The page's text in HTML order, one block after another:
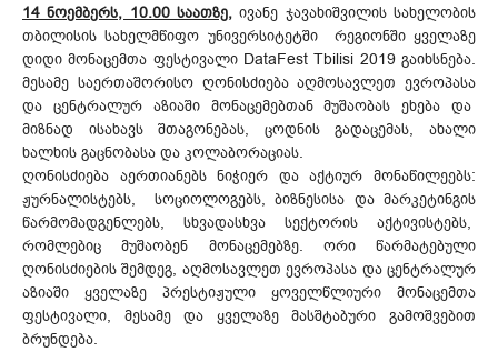
14 ნოემბერს, 10.00 საათზე, ივანე ჯავახიშვილის სახელობის
თბილისის სახელმწიფო უნივერსიტეტში რეგიონში ყველაზე
დიდი მონაცემთა ფესტივალი DataFest Tbilisi 2019 გაიხსნება.
მესამე საერთაშორისო ღონისძიება აღმოსავლეთ ევროპასა
და ცენტრალურ აზიაში მონაცემებთან მუშაობას ეხება და
მიზნად ისახავს შთაგონებას, ცოდნის გადაცემას, ახალი
ხალხის გაცნობასა და კოლაბორაციას.
ღონისძიება აერთიანებს ნიჭიერ და აქტიურ მონაწილეებს:
ჟურნალისტებს, სოციოლოგებს, ბიზნესისა და მარკეტინგის
წარმომადგენლებს, სხვადასხვა სექტორის აქტივისტებს,
რომლებიც მუშაობენ მონაცემებზე. ორი წარმატებული
ღონისძიების შემდეგ, აღმოსავლეთ ევროპასა და ცენტრალურ
აზიაში ყველაზე პრესტიჟული ყოველწლიური მონაცემთა
ფესტივალი, მესამე და ყველაზე მასშტაბური გამოშვებით
ბრუნდება.